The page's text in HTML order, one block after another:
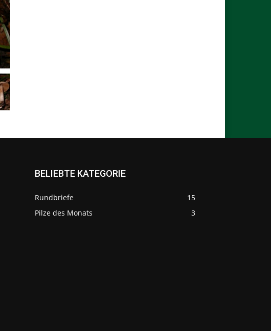
BELIEBTE KATEGORIE
Rundbriefe
15
Pilze des Monats
3